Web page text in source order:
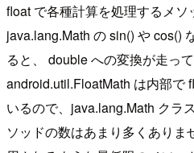
float で各種計算を処理するメソ
java.lang.Math の sin() や cos()
ると、 double への変換が走って
android.util.FloatMath は内部で
いるので、java.lang.Math クラ
ソッドの数はあまり多くあり